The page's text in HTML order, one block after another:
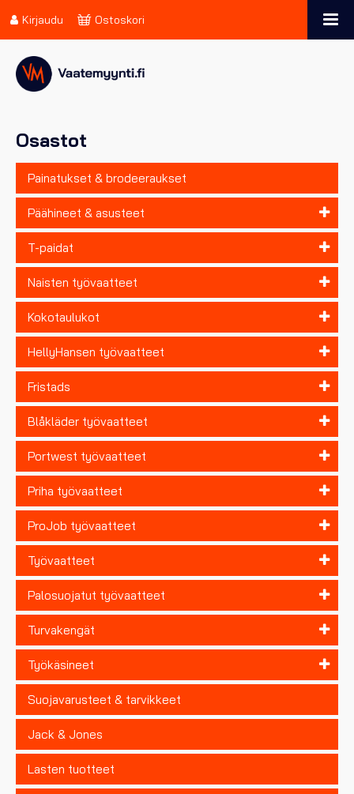
Osastot
Painatukset & brodeeraukset
Päähineet & asusteet
T-paidat
Naisten työvaatteet
Kokotaulukot
HellyHansen työvaatteet
Fristads
Blåkläder työvaatteet
Portwest työvaatteet
Priha työvaatteet
ProJob työvaatteet
Työvaatteet
Palosuojatut työvaatteet
Turvakengät
Työkäsineet
Suojavarusteet & tarvikkeet
Jack & Jones
Lasten tuotteet
Kirjaudu Ostoskori